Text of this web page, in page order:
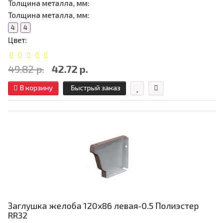
Толщина металла, мм:
Толщина металла, мм:
4 4
Цвет:
49.82 р. 42.72 р.
В корзину Быстрый заказ
Заглушка желоба 120х86 левая-0.5 Полиэстер
RR32